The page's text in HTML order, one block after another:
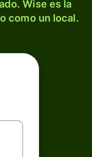
Wise es la
como un local.